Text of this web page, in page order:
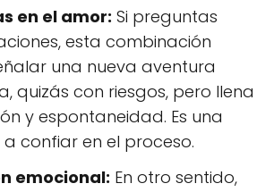
en el amor: Si preguntas
esta combinación
una nueva aventura
quizás con riesgos, pero llena
y espontaneidad. Es una
confiar en el proceso.
emocional: En otro sentido,